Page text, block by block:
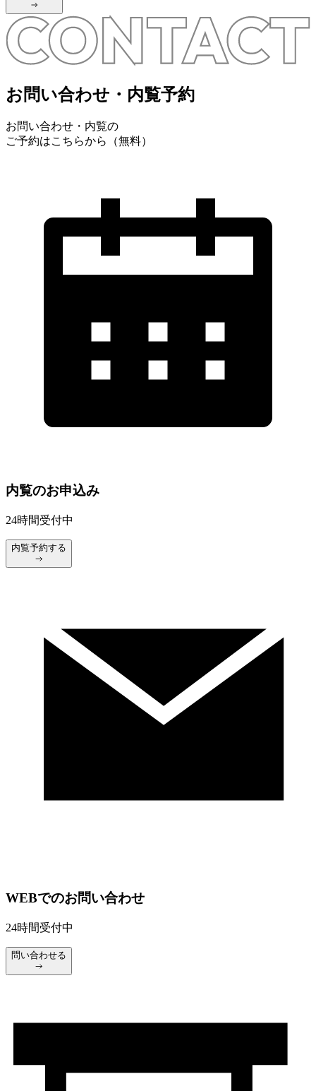
お問い合わせ・内覧予約
お問い合わせ・内覧の
ご予約はこちらから（無料）
内覧のお申込み
24時間受付中
内覧予約する
WEBでのお問い合わせ
24時間受付中
問い合わせる